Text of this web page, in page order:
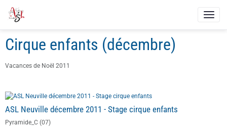
Cirque enfants (décembre)
Vacances de Noël 2011
ASL Neuville décembre 2011 - Stage cirque enfants
Pyramide_C (07)